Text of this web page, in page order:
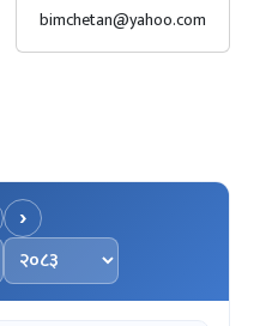
bimchetan@yahoo.com
महिना चयन गर्नुहोस्
वर्ष चयन गर्नुहोस्
›